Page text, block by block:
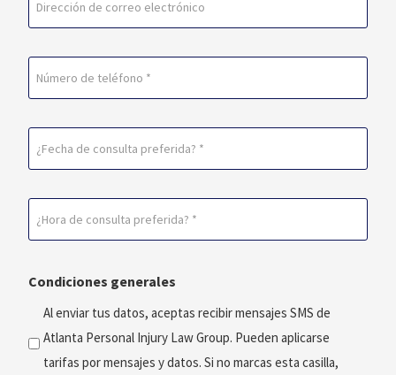
electrónico
Teléfono
de
preferida
(Obligatorio)
de
preferido
(Obligatorio)
Condiciones generales
Al enviar tus datos, aceptas recibir mensajes SMS de
Atlanta Personal Injury Law Group. Pueden aplicarse
tarifas por mensajes y datos. Si no marcas esta casilla,